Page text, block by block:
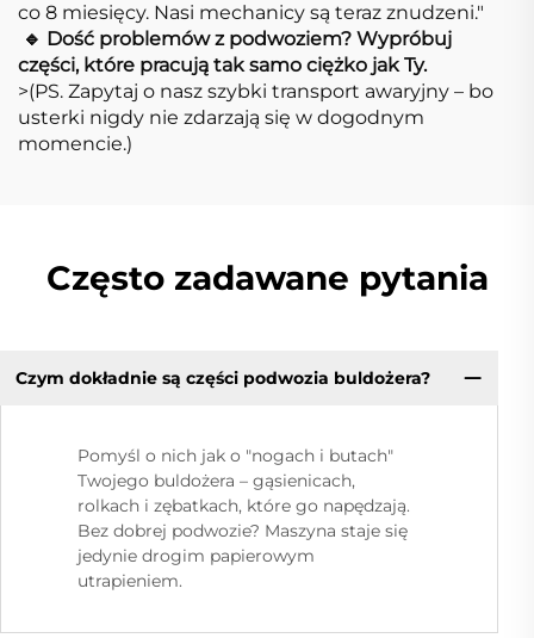
co 8 miesięcy. Nasi mechanicy są teraz znudzeni."
​🔹 Dość problemów z podwoziem? Wypróbuj
części, które pracują tak samo ciężko jak Ty.​
>(PS. Zapytaj o nasz szybki transport awaryjny – bo
usterki nigdy nie zdarzają się w dogodnym
momencie.)
Często zadawane pytania
Czym dokładnie są części podwozia buldożera?
Pomyśl o nich jak o "nogach i butach"
Twojego buldożera – gąsienicach,
rolkach i zębatkach, które go napędzają.
Bez dobrej podwozie? Maszyna staje się
jedynie drogim papierowym
utrapieniem.